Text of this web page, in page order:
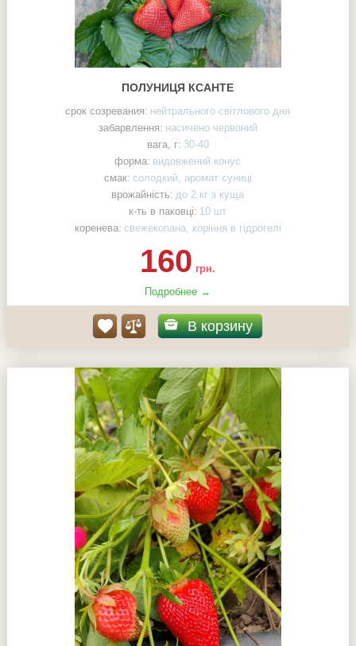
ПОЛУНИЦЯ КСАНТЕ
срок созревания: нейтрального світлового дня
забарвлення: насичено червоний
вага, г: 30-40
форма: видовжений конус
смак: солодкий, аромат суниці
врожайність: до 2 кг з куща
к-ть в паковці: 10 шт
коренева: свежекопана, коріння в гідрогелі
160 грн.
Подробнее →
В корзину